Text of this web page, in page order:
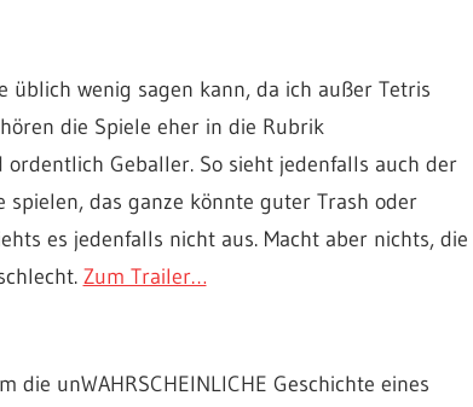
üblich wenig sagen kann, da ich außer Tetris
die Spiele eher in die Rubrik
Geballer. So sieht jedenfalls auch der
spielen, das ganze könnte guter Trash oder
es jedenfalls nicht aus. Macht aber nichts, die
Zum Trailer…
unWAHRSCHEINLICHE Geschichte eines